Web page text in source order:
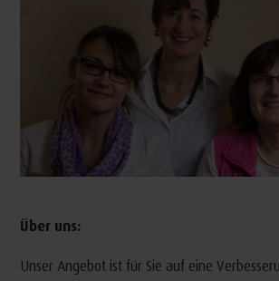
Über uns:
Unser Angebot ist für Sie auf eine